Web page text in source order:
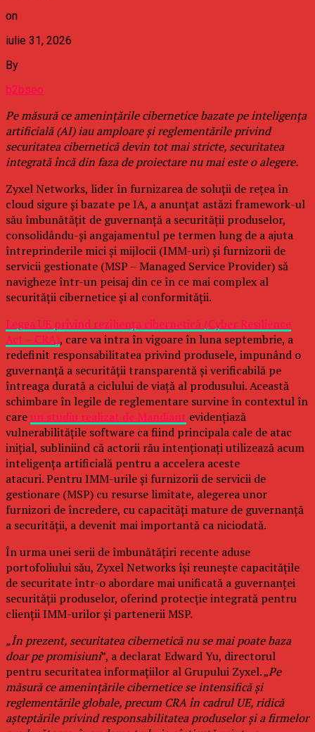
on
iulie 31, 2026
By
b2bseo
Pe măsură ce amenințările cibernetice bazate pe inteligența
artificială (AI) iau amploare și reglementările privind
securitatea cibernetică devin tot mai stricte, securitatea
integrată încă din faza de proiectare nu mai este o alegere.
Zyxel Networks, lider în furnizarea de soluții de rețea în
cloud sigure și bazate pe IA, a anunțat astăzi framework-ul
său îmbunătățit de guvernanță a securității produselor,
consolidându-și angajamentul pe termen lung de a ajuta
întreprinderile mici și mijlocii (IMM-uri) și furnizorii de
servicii gestionate (MSP – Managed Service Provider) să
navigheze într-un peisaj din ce în ce mai complex al
securității cibernetice și al conformității.
Legea UE privind reziliența cibernetică (Cyber Resilience
Act – CRA), care va intra în vigoare în luna septembrie, a
redefinit responsabilitatea privind produsele, impunând o
guvernanță a securității transparentă și verificabilă pe
întreaga durată a ciclului de viață al produsului. Această
schimbare în legile de reglementare survine în contextul în
careun studiu realizat de Mandiant evidențiază
vulnerabilitățile software ca fiind principala cale de atac
inițial, subliniind că actorii rău intenționați utilizează acum
inteligența artificială pentru a accelera aceste
atacuri. Pentru IMM-urile și furnizorii de servicii de
gestionare (MSP) cu resurse limitate, alegerea unor
furnizori de încredere, cu capacități mature de guvernanță
a securității, a devenit mai importantă ca niciodată.
În urma unei serii de îmbunătățiri recente aduse
portofoliului său, Zyxel Networks își reunește capacitățile
de securitate într-o abordare mai unificată a guvernanței
securității produselor, oferind protecție integrată pentru
clienții IMM-urilor și partenerii MSP.
„În prezent, securitatea cibernetică nu se mai poate baza
doar pe promisiuni”, a declarat Edward Yu, directorul
pentru securitatea informațiilor al Grupului Zyxel. „Pe
măsură ce amenințările cibernetice se intensifică și
reglementările globale, precum CRA în cadrul UE, ridică
așteptările privind responsabilitatea produselor și a firmelor